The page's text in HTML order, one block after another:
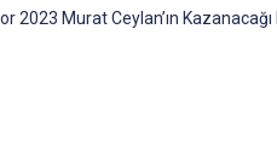
2023 Murat Ceylan’ın